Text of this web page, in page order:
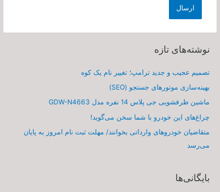
نوشته‌های تازه
تصمیم عجیب و جدید ترامپ؛ تغییر نام یک کوه
بهینه‌سازی موتورهای جستجو (SEO)
ماشین ظرفشویی جی پلاس 14 نفره مدل GDW-N4663
چراغ‌های این خودرو با شما سخن می‌گوید!
متقاضیان خودروهای وارداتی بخوانند/ مهلت ثبت نام امروز به پایان
می‌رسد
بایگانی‌ها